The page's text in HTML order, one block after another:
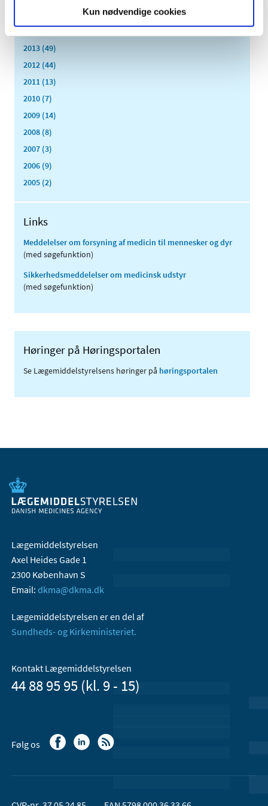
Kun nødvendige cookies
2013 (49)
2012 (44)
2011 (13)
2010 (7)
2009 (14)
2008 (8)
2007 (3)
2006 (9)
2005 (2)
Links
Meddelelser om forsyning af medicin til mennesker og dyr
(med søgefunktion)
Sikkerhedsmeddelelser om medicinsk udstyr
(med søgefunktion)
Høringer på Høringsportalen
Se Lægemiddelstyrelsens høringer på høringsportalen
Lægemiddelstyrelsen
Axel Heides Gade 1
2300 København S
Email: dkma@dkma.dk
Lægemiddelstyrelsen er en del af
Sundheds- og Kirkeministeriet.
Kontakt Lægemiddelstyrelsen
44 88 95 95 (kl. 9 - 15)
Følg os